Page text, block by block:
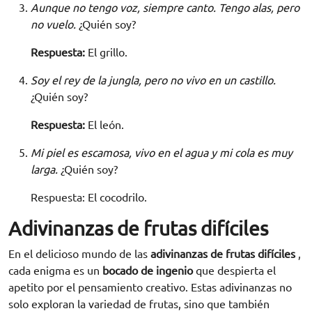
Aunque no tengo voz, siempre canto. Tengo alas, pero
no vuelo. ¿Quién soy?
Respuesta: El grillo.
Soy el rey de la jungla, pero no vivo en un castillo.
¿Quién soy?
Respuesta: El león.
Mi piel es escamosa, vivo en el agua y mi cola es muy
larga. ¿Quién soy?
Respuesta: El cocodrilo.
Adivinanzas de frutas difíciles
En el delicioso mundo de las adivinanzas de frutas difíciles ,
cada enigma es un bocado de ingenioque despierta el
apetito por el pensamiento creativo. Estas adivinanzas no
solo exploran la variedad de frutas, sino que también